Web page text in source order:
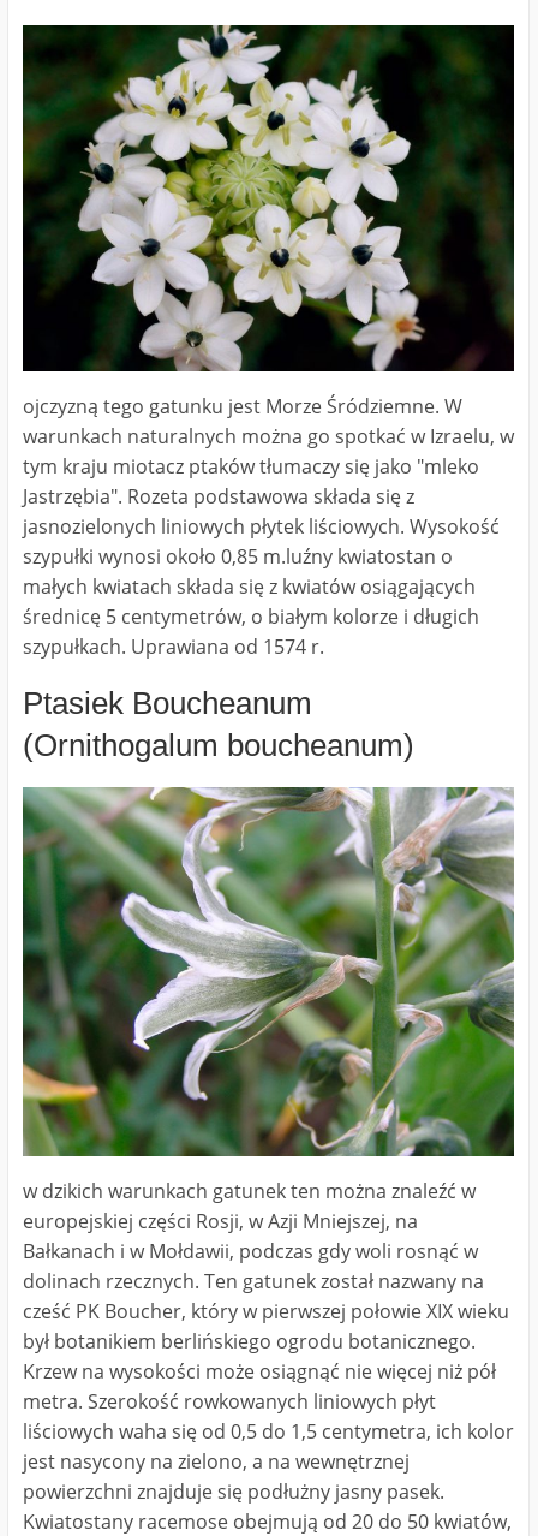
ojczyzną tego gatunku jest Morze Śródziemne. W
warunkach naturalnych można go spotkać w Izraelu, w
tym kraju miotacz ptaków tłumaczy się jako "mleko
Jastrzębia". Rozeta podstawowa składa się z
jasnozielonych liniowych płytek liściowych. Wysokość
szypułki wynosi około 0,85 m.luźny kwiatostan o
małych kwiatach składa się z kwiatów osiągających
średnicę 5 centymetrów, o białym kolorze i długich
szypułkach. Uprawiana od 1574 r.
Ptasiek Boucheanum
(Ornithogalum boucheanum)
w dzikich warunkach gatunek ten można znaleźć w
europejskiej części Rosji, w Azji Mniejszej, na
Bałkanach i w Mołdawii, podczas gdy woli rosnąć w
dolinach rzecznych. Ten gatunek został nazwany na
cześć PK Boucher, który w pierwszej połowie XIX wieku
był botanikiem berlińskiego ogrodu botanicznego.
Krzew na wysokości może osiągnąć nie więcej niż pół
metra. Szerokość rowkowanych liniowych płyt
liściowych waha się od 0,5 do 1,5 centymetra, ich kolor
jest nasycony na zielono, a na wewnętrznej
powierzchni znajduje się podłużny jasny pasek.
Kwiatostany racemose obejmują od 20 do 50 kwiatów,